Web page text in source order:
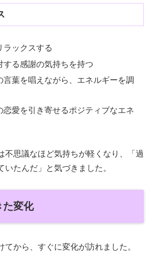
ラックスする
する感謝の気持ちを持つ
言葉を唱えながら、エネルギーを調
恋愛を引き寄せるポジティブなエネ
不思議なほど気持ちが軽くなり、「過
いたんだ」と気づきました。
た変化
てから、すぐに変化が訪れました。